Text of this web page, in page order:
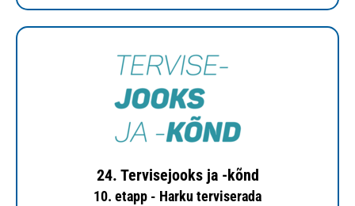
24. Tervisejooks ja -kõnd
10. etapp - Harku terviserada